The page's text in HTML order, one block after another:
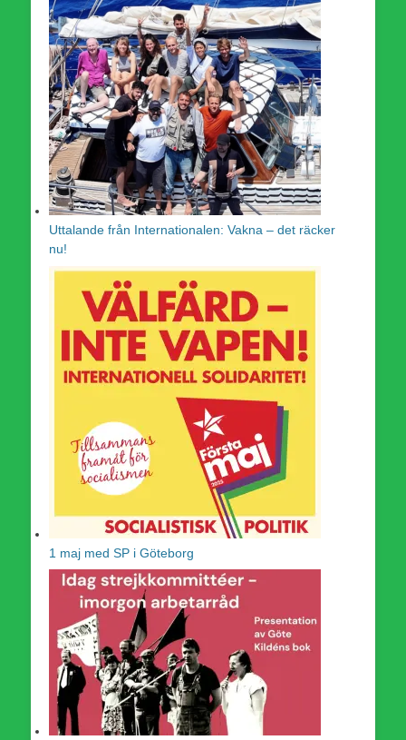
Uttalande från Internationalen: Vakna – det räcker
nu!
1 maj med SP i Göteborg